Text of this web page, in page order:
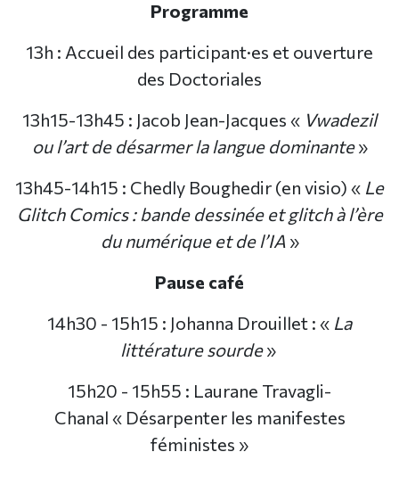
Programme
13h : Accueil des participant·es et ouverture
des Doctoriales
13h15-13h45 : Jacob Jean-Jacques « Vwadezil
ou l’art de désarmer la langue dominante»
13h45-14h15 : Chedly Boughedir (en visio) « Le
Glitch Comics : bande dessinée et glitch à l’ère
du numérique et de l’IA »
Pause café
14h30 - 15h15 : Johanna Drouillet : « La
littérature sourde»
15h20 - 15h55 : Laurane Travagli-
Chanal « Désarpenter les manifestes
féministes »